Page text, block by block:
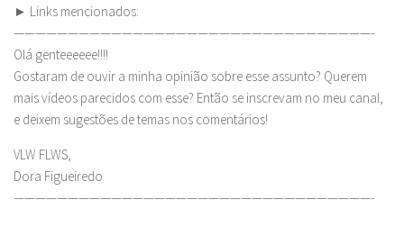
► Links mencionados:
—————————————————————————————————-
Olá genteeeeee!!!!
Gostaram de ouvir a minha opinião sobre esse assunto? Querem
mais vídeos parecidos com esse? Então se inscrevam no meu canal,
e deixem sugestões de temas nos comentários!
VLW FLWS,
Dora Figueiredo
—————————————————————————————————-